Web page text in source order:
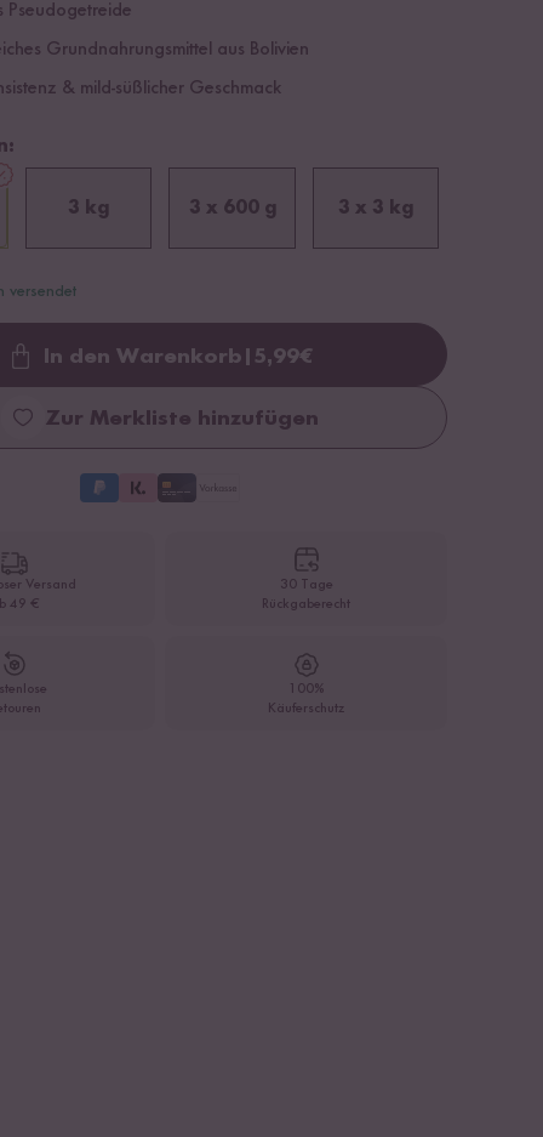
Pseudogetreide
Grundnahrungsmittel aus Bolivien
& mild-süßlicher Geschmack
3 kg 3 x 600 g 3 x 3 kg
versendet
Loading...
In den Warenkorb 5,99€
Zur Merkliste hinzufügen
Versand
49 €
30 Tage
Rückgaberecht
100%
Käuferschutz